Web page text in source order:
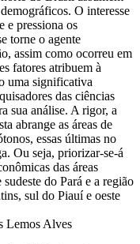
O interesse
e pressiona os
torne o agente
assim como ocorreu em
fatores atribuem à
uma significativa
das ciências
sua análise. A rigor, a
abrange as áreas de
essas últimas no
Ou seja, priorizar-se-á
das áreas
do Pará e a região
sul do Piauí e oeste
Lemos Alves